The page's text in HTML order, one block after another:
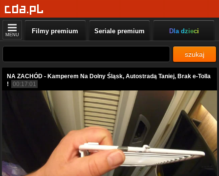
MENU Filmy premium Seriale premium Dla dzieci
szukaj
NA ZACHÓD - Kamperem Na Dolny Śląsk, Autostradą Taniej, Brak e-Tolla
!
00:17:01